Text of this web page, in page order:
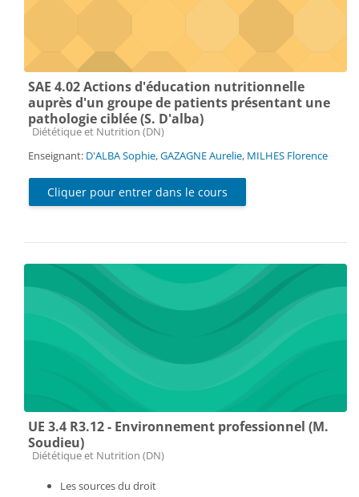
SAE 4.02 Actions d'éducation nutritionnelle
auprès d'un groupe de patients présentant une
pathologie ciblée (S. D'alba)
Catégorie de cours
Diététique et Nutrition (DN)
Enseignant: D'ALBA Sophie,GAZAGNE Aurelie, MILHES Florence
Cliquer pour entrer dans le cours
UE 3.4 R3.12 - Environnement professionnel (M.
Soudieu)
Catégorie de cours
Diététique et Nutrition (DN)
Les sources du droit